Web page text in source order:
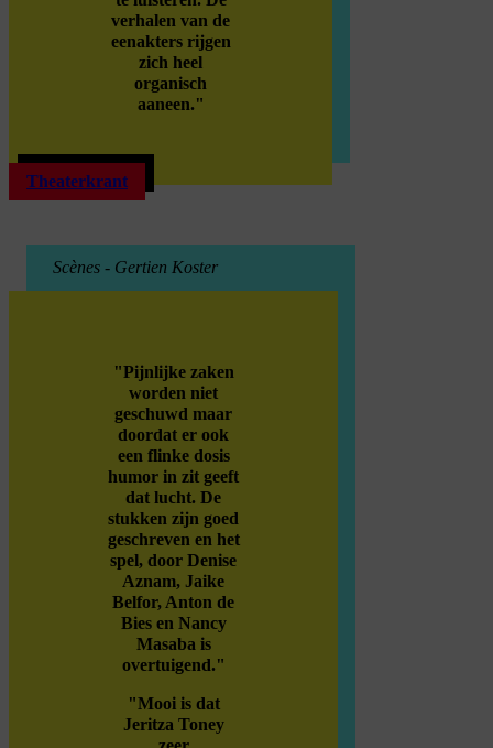
verhalen van de
eenakters rijgen
zich heel
organisch
aaneen."
Theaterkrant
Scènes - Gertien Koster
"Pijnlijke zaken
worden niet
geschuwd maar
doordat er ook
een flinke dosis
humor in zit geeft
dat lucht. De
stukken zijn goed
geschreven en het
spel, door Denise
Aznam, Jaike
Belfor, Anton de
Bies en Nancy
Masaba is
overtuigend."
"Mooi is dat
Jeritza Toney